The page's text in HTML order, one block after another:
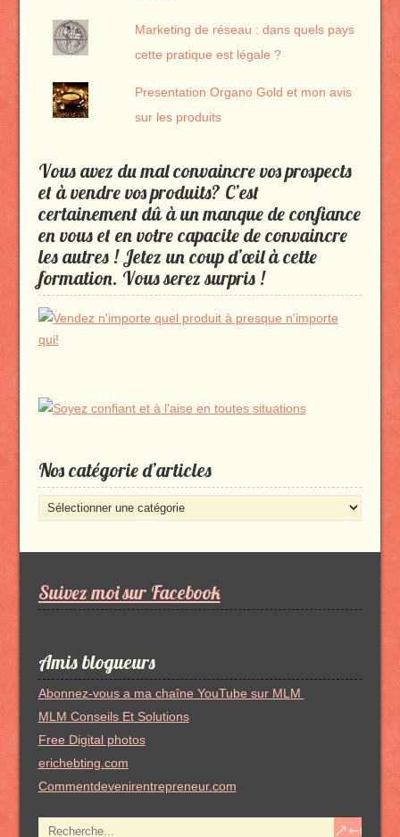
Marketing de réseau : dans quels pays
cette pratique est légale ?
Presentation Organo Gold et mon avis
sur les produits
Vous avez du mal convaincre vos prospects
et à vendre vos produits? C’est
certainement dû à un manque de confiance
en vous et en votre capacite de convaincre
les autres ! Jetez un coup d’œil à cette
formation. Vous serez surpris !
Nos catégorie d’articles
Nos
catégorie
Suivez moi sur Facebook
Amis blogueurs
Abonnez-vous a ma chaîne YouTube sur MLM
MLM Conseils Et Solutions
Free Digital photos
erichebting.com
Commentdevenirentrepreneur.com